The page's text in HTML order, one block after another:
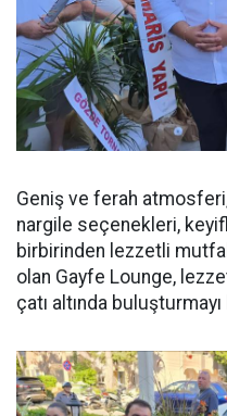
Geniş ve ferah
nargile seçenekleri,
birbirinden lezzetli
olan Gayfe Lounge,
çatı altında